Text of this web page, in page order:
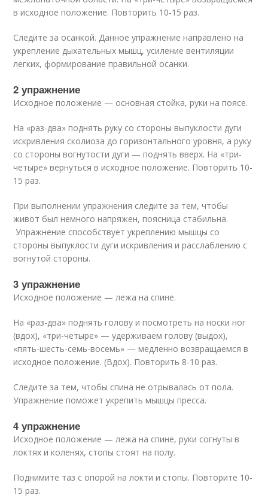
в исходное положение. Повторить 10-15 раз.
Следите за осанкой. Данное упражнение направлено на
укрепление дыхательных мышц, усиление вентиляции
легких, формирование правильной осанки.
2 упражнение
Исходное положение — основная стойка, руки на поясе.
На «раз-два» поднять руку со стороны выпуклости дуги
искривления сколиоза до горизонтального уровня, а руку
со стороны вогнутости дуги — поднять вверх. На «три-
четыре» вернуться в исходное положение. Повторить 10-
15 раз.
При выполнении упражнения следите за тем, чтобы
живот был немного напряжен, поясница стабильна.
Упражнение способствует укреплению мышцы со
стороны выпуклости дуги искривления и расслаблению с
вогнутой стороны.
3 упражнение
Исходное положение — лежа на спине.
На «раз-два» поднять голову и посмотреть на носки ног
(вдох), «три-четыре» — удерживаем голову (выдох),
«пять-шесть-семь-восемь» — медленно возвращаемся в
исходное положение. (Вдох). Повторить 8-10 раз.
Следите за тем, чтобы спина не отрывалась от пола.
Упражнение поможет укрепить мышцы пресса.
4 упражнение
Исходное положение — лежа на спине, руки согнуты в
локтях и коленях, стопы стоят на полу.
Поднимите таз с опорой на локти и стопы. Повторите 10-
15 раз.